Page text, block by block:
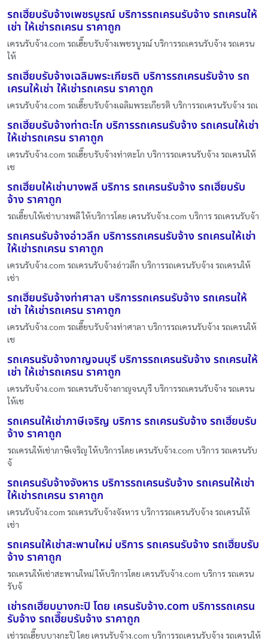
รถเฮี๊ยบรับจ้างเพชรบูรณ์ บริการรถเครนรับจ้าง รถเครนให้
เช่า ให้เช่ารถเครน ราคาถูก
เครนรับจ้าง.com รถเฮี๊ยบรับจ้างเพชรบูรณ์ บริการรถเครนรับจ้าง รถเครน
ให้
รถเฮี๊ยบรับจ้างเฉลิมพระเกียรติ บริการรถเครนรับจ้าง รถ
เครนให้เช่า ให้เช่ารถเครน ราคาถูก
เครนรับจ้าง.com รถเฮี๊ยบรับจ้างเฉลิมพระเกียรติ บริการรถเครนรับจ้าง รถเ
รถเฮี๊ยบรับจ้างท่าตะโก บริการรถเครนรับจ้าง รถเครนให้เช่า
ให้เช่ารถเครน ราคาถูก
เครนรับจ้าง.com รถเฮี๊ยบรับจ้างท่าตะโก บริการรถเครนรับจ้าง รถเครนให้
เช
รถเฮี๊ยบให้เช่าบางพลี บริการ รถเครนรับจ้าง รถเฮี๊ยบรับ
จ้าง ราคาถูก
รถเฮี๊ยบให้เช่าบางพลี ให้บริการโดย เครนรับจ้าง.com บริการ รถเครนรับจ้า
รถเครนรับจ้างอ่าวลึก บริการรถเครนรับจ้าง รถเครนให้เช่า
ให้เช่ารถเครน ราคาถูก
เครนรับจ้าง.com รถเครนรับจ้างอ่าวลึก บริการรถเครนรับจ้าง รถเครนให้
เช่า
รถเฮี๊ยบรับจ้างท่าศาลา บริการรถเครนรับจ้าง รถเครนให้
เช่า ให้เช่ารถเครน ราคาถูก
เครนรับจ้าง.com รถเฮี๊ยบรับจ้างท่าศาลา บริการรถเครนรับจ้าง รถเครนให้
เช
รถเครนรับจ้างกาญจนบุรี บริการรถเครนรับจ้าง รถเครนให้
เช่า ให้เช่ารถเครน ราคาถูก
เครนรับจ้าง.com รถเครนรับจ้างกาญจนบุรี บริการรถเครนรับจ้าง รถเครน
ให้เช
รถเครนให้เช่าภาษีเจริญ บริการ รถเครนรับจ้าง รถเฮี๊ยบรับ
จ้าง ราคาถูก
รถเครนให้เช่าภาษีเจริญ ให้บริการโดย เครนรับจ้าง.com บริการ รถเครนรับ
จ้
รถเครนรับจ้างจังหาร บริการรถเครนรับจ้าง รถเครนให้เช่า
ให้เช่ารถเครน ราคาถูก
เครนรับจ้าง.com รถเครนรับจ้างจังหาร บริการรถเครนรับจ้าง รถเครนให้
เช่า
รถเครนให้เช่าสะพานใหม่ บริการ รถเครนรับจ้าง รถเฮี๊ยบรับ
จ้าง ราคาถูก
รถเครนให้เช่าสะพานใหม่ ให้บริการโดย เครนรับจ้าง.com บริการ รถเครน
รับจ้
เช่ารถเฮี๊ยบบางกะปิ โดย เครนรับจ้าง.com บริการรถเครน
รับจ้าง รถเฮี๊ยบรับจ้าง ราคาถูก
เช่ารถเฮี๊ยบบางกะปิ โดย เครนรับจ้าง.com บริการรถเครนรับจ้าง รถเครนให้